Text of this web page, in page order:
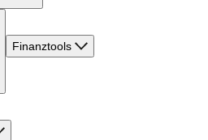
Finanztools